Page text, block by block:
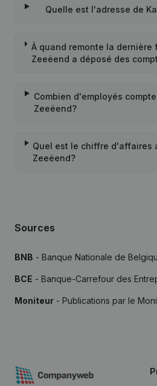
Quelle est l'adresse de
À quand remonte la dernière
Zeeëend a déposé des
Combien d'employés
Zeeëend?
Quel est le chiffre d'affaires
Zeeëend?
Sources
BNB - Banque Nationale de
BCE - Banque-Carrefour des
Moniteur - Publications par le